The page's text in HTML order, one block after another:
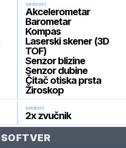
senzori
Akcelerometar
Barometar
Kompas
Laserski skener (3D
TOF)
Senzor blizine
Senzor dubine
Čitač otiska prsta
Žiroskop
emiteri
2x zvučnik
SOFTVER